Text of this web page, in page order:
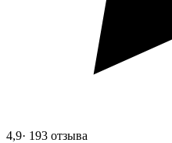
4,9· 193 отзыва